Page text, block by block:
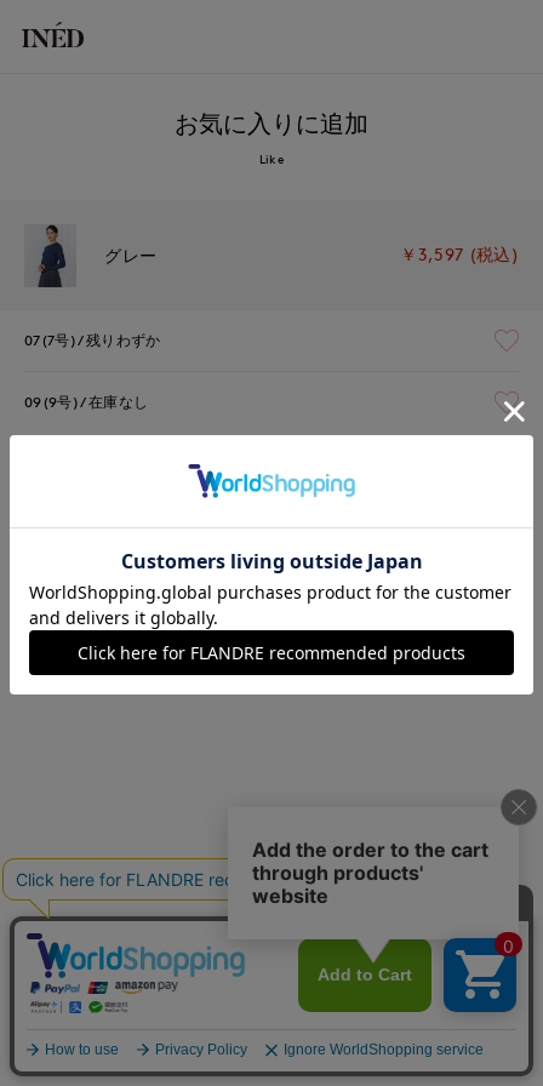
お気に入りに追加
Like
グレー ￥3,597 (税込)
07(7号) 残りわずか
09(9号) 在庫なし